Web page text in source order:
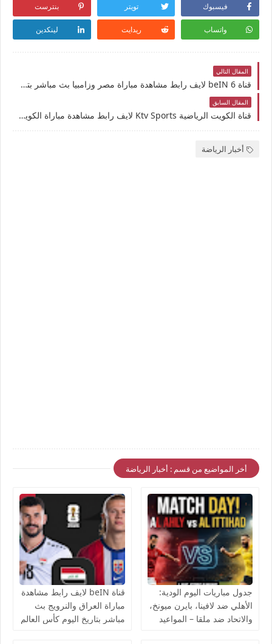
فيسبوك تويتر بنترست
واتساب ريدايت لينكدين
المقال التالي
قناة beIN 6 لايف رابط مشاهدة مباراة مصر وزامبيا بث مباشر بتاريخ 3-5-2025 كأس أفريقيا للشباب تحت 20 سنة يوتيوب بدون تقطيع
المقال السابق
قناة الكويت الرياضية Ktv Sports لايف رابط مشاهدة مباراة الكويت والسالمية بث مباشر بتاريخ 2-5-2025 دوري زين الكويتي يوتيوب بدون تقطيع
أخبار الرياضة
أخر المواضيع من قسم : أخبار الرياضة
جدول مباريات اليوم الودية:
الأهلي ضد لافينا، بايرن ميونخ،
والاتحاد ضد ملقا – المواعيد
قناة beIN لايف رابط مشاهدة
مباراة العراق والنرويج بث
مباشر بتاريخ اليوم كأس العالم